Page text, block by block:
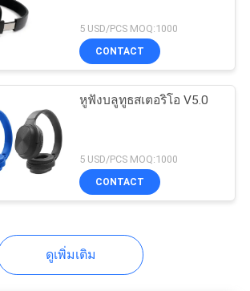
5 USD/PCS MOQ:1000
CONTACT
หูฟังบลูทูธสเตอริโอ V5.0
5 USD/PCS MOQ:1000
CONTACT
ดูเพิ่มเติม